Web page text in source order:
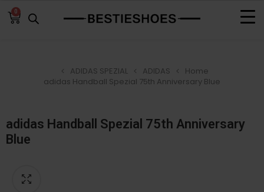
0
Home
ADIDAS
ADIDAS SPEZIAL
adidas Handball Spezial 75th Anniversary Blue
adidas Handball Spezial 75th Anniversary
Blue